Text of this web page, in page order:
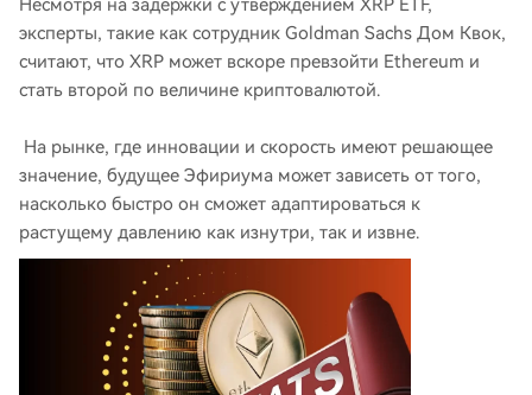
Несмотря на задержки с утверждением XRP ETF,
эксперты, такие как сотрудник Goldman Sachs Дом Квок,
считают, что XRP может вскоре превзойти Ethereum и
стать второй по величине криптовалютой.
На рынке, где инновации и скорость имеют решающее
значение, будущее Эфириума может зависеть от того,
насколько быстро он сможет адаптироваться к
растущему давлению как изнутри, так и извне.